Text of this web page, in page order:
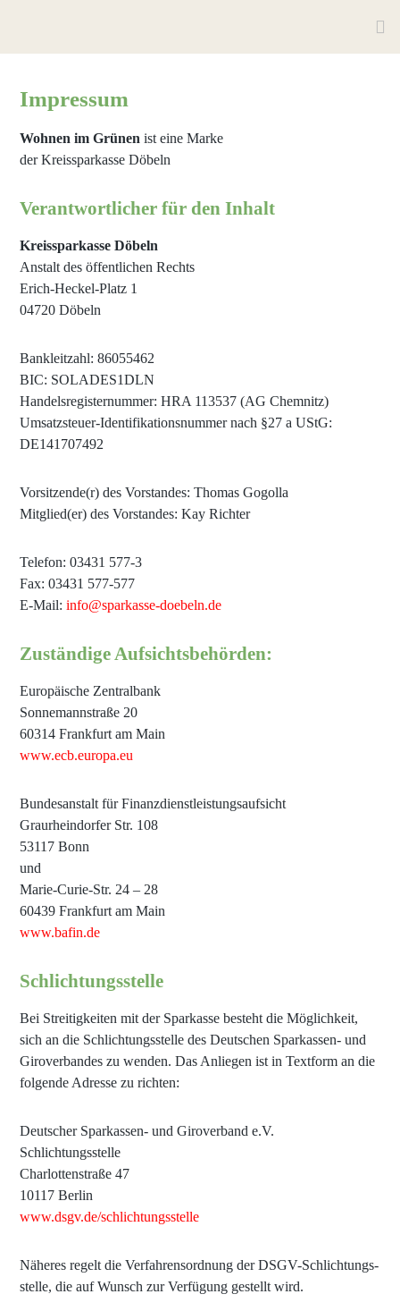
Impressum
Wohnen im Grünen ist eine Marke
der Kreissparkasse Döbeln
Verantwortlicher für den Inhalt
Kreissparkasse Döbeln
Anstalt des öffentlichen Rechts
Erich-Heckel-Platz 1
04720 Döbeln
Bankleitzahl: 86055462
BIC: SOLADES1DLN
Handelsregisternummer: HRA 113537 (AG Chemnitz)
Umsatzsteuer-Identifikationsnummer nach §27 a UStG:
DE141707492
Vorsitzende(r) des Vorstandes: Thomas Gogolla
Mitglied(er) des Vorstandes: Kay Richter
Telefon: 03431 577-3
Fax: 03431 577-577
E-Mail:info@sparkasse-doebeln.de
Zuständige Aufsichtsbehörden:
Europäische Zentralbank
Sonnemannstraße 20
60314 Frankfurt am Main
www.ecb.europa.eu
Bundesanstalt für Finanzdienst­leistungsaufsicht
Graurheindorfer Str. 108
53117 Bonn
und
Marie-Curie-Str. 24 – 28
60439 Frankfurt am Main
www.bafin.de
Schlichtungs­stelle
Bei Streitigkeiten mit der Sparkasse besteht die Möglichkeit,
sich an die Schlichtungs­stelle des Deutschen Sparkassen- und
Giroverbandes zu wenden. Das Anliegen ist in Textform an die
folgende Adresse zu richten:
Deutscher Sparkassen- und Giroverband e.V.
Schlichtungsstelle
Charlottenstraße 47
10117 Berlin
www.dsgv.de/schlichtungsstelle
Näheres regelt die Verfahrens­ordnung der DSGV-Schlichtungs­
stelle, die auf Wunsch zur Verfügung gestellt wird.